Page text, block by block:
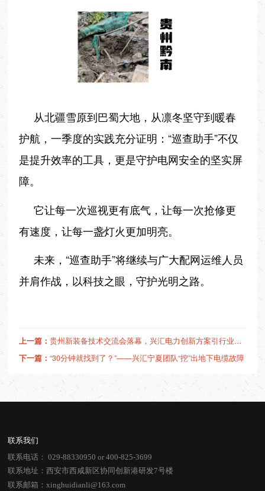
从北疆雪原到巴蜀大地，从凛冬坚守到暖春
护航，一季度的实践充分证明：“巡查助手”不仅
是提升效率的工具，更是守护电网安全的坚实屏
障。
它让每一次巡视更有底气，让每一次抢修更
有速度，让每一盏灯火更加明亮。
未来，“巡查助手”将继续与广大配网运维人员
并肩作战，以科技之眼，守护光明之路。
上一篇： 贵州新装备技术交流会落幕，兴汇电力创新方案引行业瞩目
下一篇： “30分钟就找到了？”——兴汇宁夏团队“挖”出地下电缆故障
联系我们
联系电话：029-88330950 or 400-825-3699
联系地址：西安市西咸新区协同创新港研发7号楼
联系邮箱：xinghuidianli@163.com